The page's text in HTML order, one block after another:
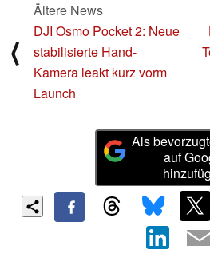
⟨
Ältere News
DJI Osmo Pocket 2: Neue
stabilisierte Hand-
Kamera leakt kurz vorm
Launch
Als
auf